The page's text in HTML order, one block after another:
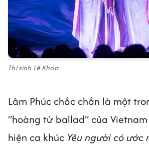
Thí sinh Lê Khoa.
Lâm Phúc chắc chắn là một
“hoàng tử ballad” của
hiện ca khúc Yêu người có ước